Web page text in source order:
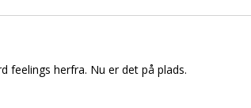
feelings herfra. Nu er det på plads.